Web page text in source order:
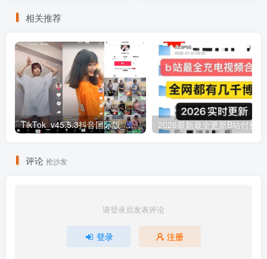
相关推荐
TikTok_v45.5.3抖音国际版_免拔卡解锁全球版
评论 抢沙发
请登录后发表评论
登录 注册